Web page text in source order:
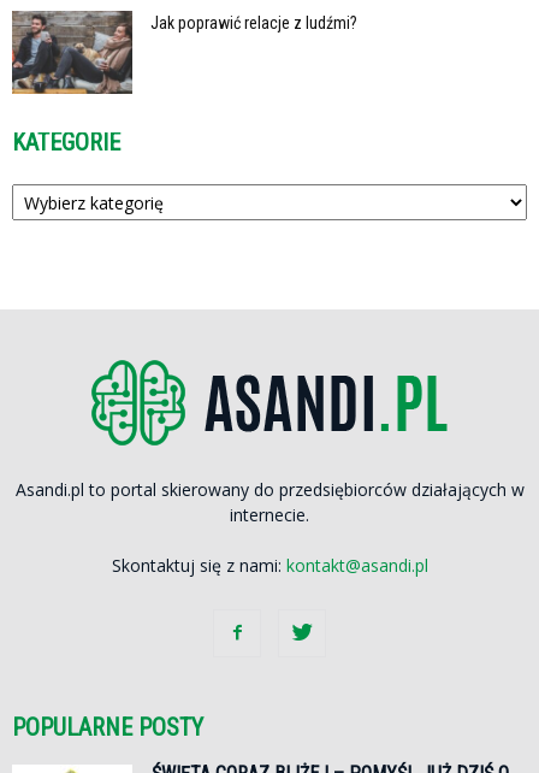
Jak poprawić relacje z ludźmi?
KATEGORIE
Kategorie
Asandi.pl to portal skierowany do przedsiębiorców działających w
internecie.
Skontaktuj się z nami: kontakt@asandi.pl
POPULARNE POSTY